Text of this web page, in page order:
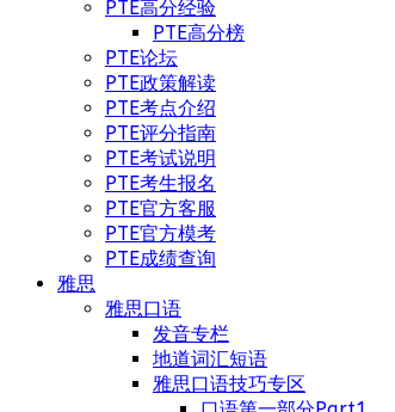
PTE高分经验
PTE高分榜
PTE论坛
PTE政策解读
PTE考点介绍
PTE评分指南
PTE考试说明
PTE考生报名
PTE官方客服
PTE官方模考
PTE成绩查询
雅思
雅思口语
发音专栏
地道词汇短语
雅思口语技巧专区